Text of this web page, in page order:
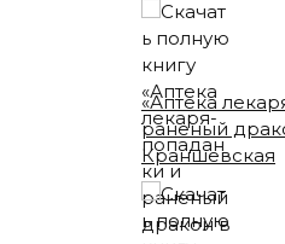
«Аптека
раненый
Краншевская